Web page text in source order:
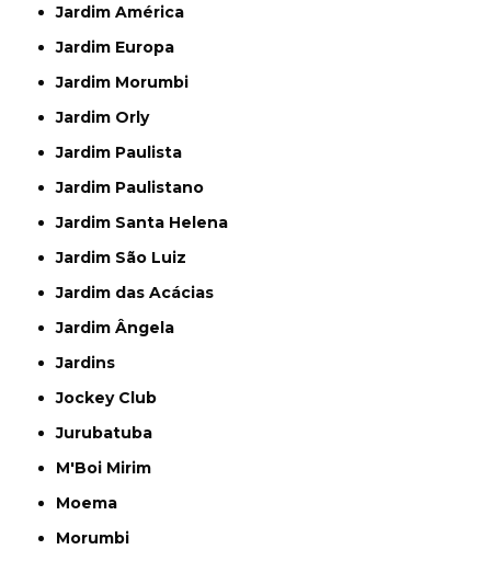
Jardim América
Jardim Europa
Jardim Morumbi
Jardim Orly
Jardim Paulista
Jardim Paulistano
Jardim Santa Helena
Jardim São Luiz
Jardim das Acácias
Jardim Ângela
Jardins
Jockey Club
Jurubatuba
M'Boi Mirim
Moema
Morumbi